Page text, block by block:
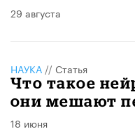
29 августа
НАУКА // Статья
Что такое
они мешают
18 июня